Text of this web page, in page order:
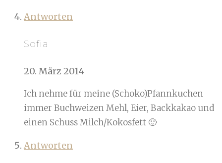
Antworten
Sofia
20. März 2014
Ich nehme für meine (Schoko)Pfannkuchen
immer Buchweizen Mehl, Eier, Backkakao und
einen Schuss Milch/Kokosfett 🙂
Antworten